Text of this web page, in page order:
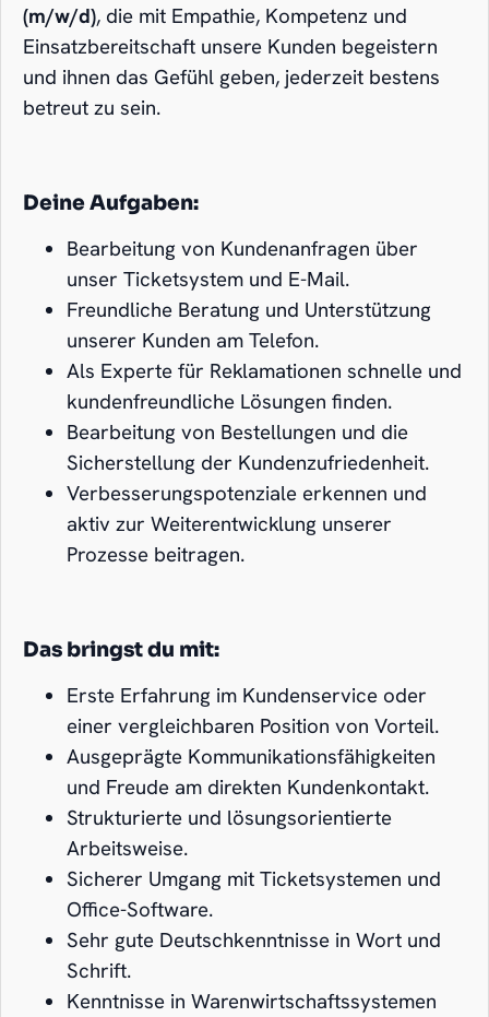
(m/w/d), die mit Empathie, Kompetenz und
Einsatzbereitschaft unsere Kunden begeistern
und ihnen das Gefühl geben, jederzeit bestens
betreut zu sein.
Deine Aufgaben:
Bearbeitung von Kundenanfragen über
unser Ticketsystem und E-Mail.
Freundliche Beratung und Unterstützung
unserer Kunden am Telefon.
Als Experte für Reklamationen schnelle und
kundenfreundliche Lösungen finden.
Bearbeitung von Bestellungen und die
Sicherstellung der Kundenzufriedenheit.
Verbesserungspotenziale erkennen und
aktiv zur Weiterentwicklung unserer
Prozesse beitragen.
Das bringst du mit:
Erste Erfahrung im Kundenservice oder
einer vergleichbaren Position von Vorteil.
Ausgeprägte Kommunikationsfähigkeiten
und Freude am direkten Kundenkontakt.
Strukturierte und lösungsorientierte
Arbeitsweise.
Sicherer Umgang mit Ticketsystemen und
Office-Software.
Sehr gute Deutschkenntnisse in Wort und
Schrift.
Kenntnisse in Warenwirtschaftssystemen